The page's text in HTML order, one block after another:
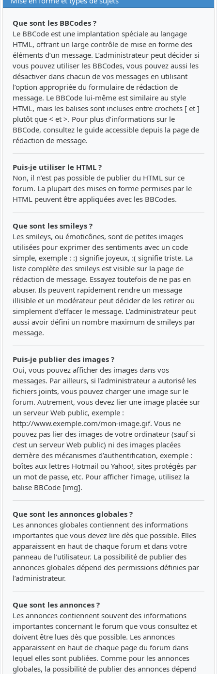
Que sont les BBCodes ?
Le BBCode est une implantation spéciale au langage
HTML, offrant un large contrôle de mise en forme des
éléments d’un message. L’administrateur peut décider si
vous pouvez utiliser les BBCodes, vous pouvez aussi les
désactiver dans chacun de vos messages en utilisant
l’option appropriée du formulaire de rédaction de
message. Le BBCode lui-même est similaire au style
HTML, mais les balises sont incluses entre crochets [ et ]
plutôt que < et >. Pour plus d’informations sur le
BBCode, consultez le guide accessible depuis la page de
rédaction de message.
Puis-je utiliser le HTML ?
Non, il n’est pas possible de publier du HTML sur ce
forum. La plupart des mises en forme permises par le
HTML peuvent être appliquées avec les BBCodes.
Que sont les smileys ?
Les smileys, ou émoticônes, sont de petites images
utilisées pour exprimer des sentiments avec un code
simple, exemple : :) signifie joyeux, :( signifie triste. La
liste complète des smileys est visible sur la page de
rédaction de message. Essayez toutefois de ne pas en
abuser. Ils peuvent rapidement rendre un message
illisible et un modérateur peut décider de les retirer ou
simplement d’effacer le message. L’administrateur peut
aussi avoir défini un nombre maximum de smileys par
message.
Puis-je publier des images ?
Oui, vous pouvez afficher des images dans vos
messages. Par ailleurs, si l’administrateur a autorisé les
fichiers joints, vous pouvez charger une image sur le
forum. Autrement, vous devez lier une image placée sur
un serveur Web public, exemple :
http://www.exemple.com/mon-image.gif. Vous ne
pouvez pas lier des images de votre ordinateur (sauf si
c’est un serveur Web public) ni des images placées
derrière des mécanismes d’authentification, exemple :
boîtes aux lettres Hotmail ou Yahoo!, sites protégés par
un mot de passe, etc. Pour afficher l’image, utilisez la
balise BBCode [img].
Que sont les annonces globales ?
Les annonces globales contiennent des informations
importantes que vous devez lire dès que possible. Elles
apparaissent en haut de chaque forum et dans votre
panneau de l’utilisateur. La possibilité de publier des
annonces globales dépend des permissions définies par
l’administrateur.
Que sont les annonces ?
Les annonces contiennent souvent des informations
importantes concernant le forum que vous consultez et
doivent être lues dès que possible. Les annonces
apparaissent en haut de chaque page du forum dans
lequel elles sont publiées. Comme pour les annonces
globales, la possibilité de publier des annonces dépend